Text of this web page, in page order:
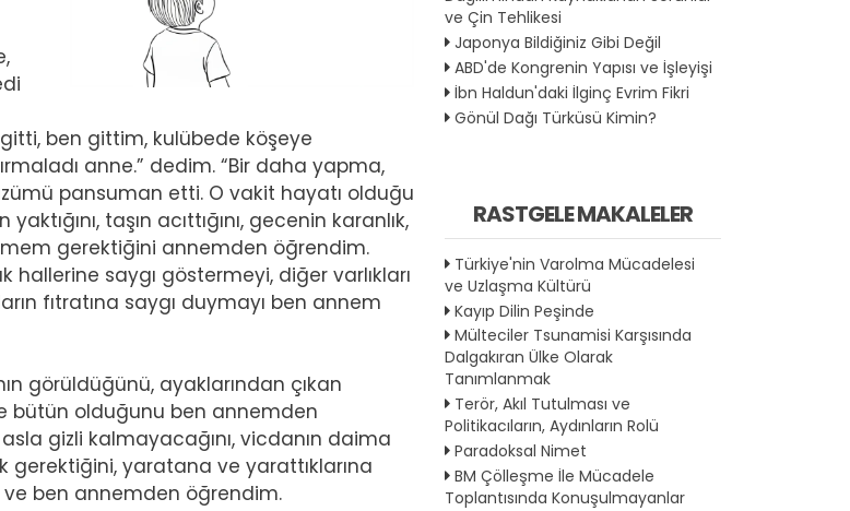
ben gittim, kulübede köşeye
anne.” dedim. “Bir daha yapma,
pansuman etti. O vakit hayatı olduğu
taşın acıttığını, gecenin karanlık,
gerektiğini annemden öğrendim.
hallerine saygı göstermeyi, diğer varlıkları
fıtratına saygı duymayı ben annem
görüldüğünü, ayaklarından çıkan
bütün olduğunu ben annemden
gizli kalmayacağını, vicdanın daima
gerektiğini, yaratana ve yarattıklarına
ve ben annemden öğrendim.
ve Çin Tehlikesi
Japonya Bildiğiniz Gibi Değil
ABD'de Kongrenin Yapısı ve İşleyişi
İbn Haldun'daki İlginç Evrim Fikri
Gönül Dağı Türküsü Kimin?
RASTGELE MAKALELER
Türkiye'nin Varolma Mücadelesi
ve Uzlaşma Kültürü
Kayıp Dilin Peşinde
Mülteciler Tsunamisi Karşısında
Dalgakıran Ülke Olarak
Tanımlanmak
Terör, Akıl Tutulması ve
Politikacıların, Aydınların Rolü
Paradoksal Nimet
BM Çölleşme İle Mücadele
Toplantısında Konuşulmayanlar